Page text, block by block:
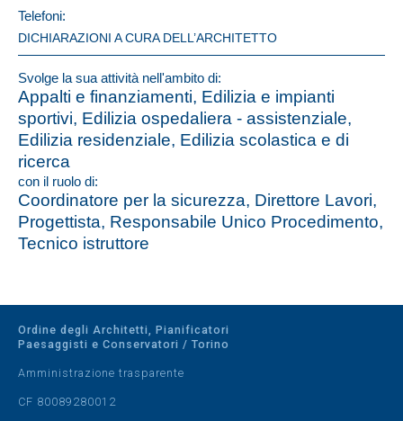
Telefoni:
DICHIARAZIONI A CURA DELL’ARCHITETTO
Svolge la sua attività nell'ambito di:
Appalti e finanziamenti, Edilizia e impianti
sportivi, Edilizia ospedaliera - assistenziale,
Edilizia residenziale, Edilizia scolastica e di
ricerca
con il ruolo di:
Coordinatore per la sicurezza, Direttore Lavori,
Progettista, Responsabile Unico Procedimento,
Tecnico istruttore
Ordine degli Architetti, Pianificatori
Paesaggisti e Conservatori / Torino
Amministrazione trasparente
CF 80089280012